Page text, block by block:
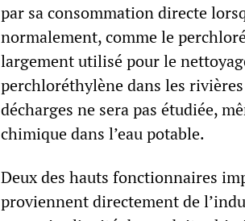
par sa consommation directe
normalement, comme le
largement utilisé pour le
perchloréthylène dans les rivières
décharges ne sera pas étudiée,
chimique dans l’eau potable.
Deux des hauts fonctionnaires
proviennent directement de